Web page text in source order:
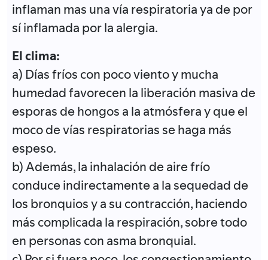
inflaman mas una vía respiratoria ya de por
sí inflamada por la alergia.
El clima:
a) Días fríos con poco viento y mucha
humedad favorecen la liberación masiva de
esporas de hongos a la atmósfera y que el
moco de vías respiratorias se haga más
espeso.
b) Además, la inhalación de aire frío
conduce indirectamente a la sequedad de
los bronquios y a su contracción, haciendo
más complicada la respiración, sobre todo
en personas con asma bronquial.